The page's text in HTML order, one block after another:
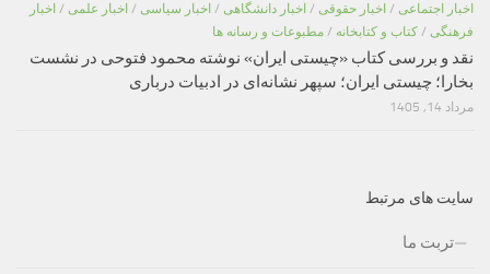
اخبار اجتماعی / اخبار حقوقی / اخبار دانشگاهی / اخبار سیاسی / اخبار علمی / اخبار
فرهنگی / کتاب و کتابخانه / مطبوعات و رسانه ها
نقد و بررسی کتاب «چیستی ایران» نوشته محمود فتوحی در نشست
بخارا؛ چیستی ایران؛ سپهر نشانه‌ای در ادبیات درباری
مرداد 14, 1405
سایت های مرتبط
تربت ما